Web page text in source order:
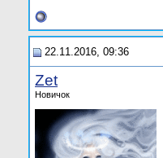
22.11.2016, 09:36
Zet
Новичок